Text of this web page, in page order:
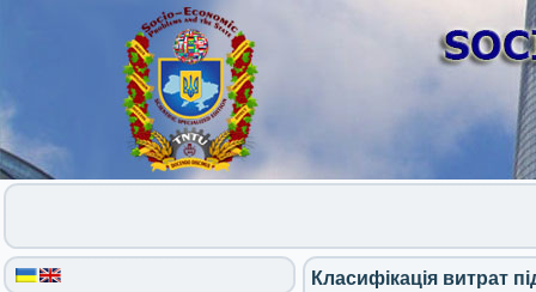
Класифікація витрат